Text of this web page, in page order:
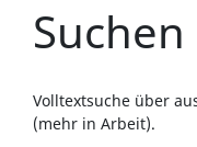
Suchen
Volltextsuche über
(mehr in Arbeit).